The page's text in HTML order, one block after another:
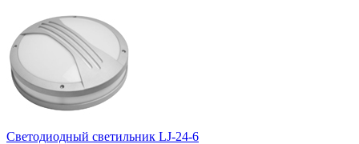
Светодиодный светильник LJ-24-6